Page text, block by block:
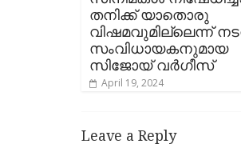
തനിക്ക് യാതൊരു
വിഷമവുമില്ലെന്ന്
സംവിധായകനുമായ
സിജോയ് വർഗീസ്
April 19, 2024
Leave a Reply